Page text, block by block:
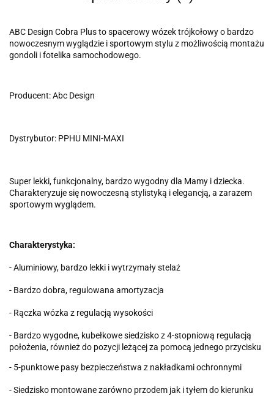
ABC Design Cobra Plus to spacerowy wózek trójkołowy o bardzo
nowoczesnym wyglądzie i sportowym stylu z możliwością montażu
gondoli i fotelika samochodowego.
Producent: Abc Design
Dystrybutor: PPHU MINI-MAXI
Super lekki, funkcjonalny, bardzo wygodny dla Mamy i dziecka.
Charakteryzuje się nowoczesną stylistyką i elegancją, a zarazem
sportowym wyglądem.
Charakterystyka:
- Aluminiowy, bardzo lekki i wytrzymały stelaż
- Bardzo dobra, regulowana amortyzacja
- Rączka wózka z regulacją wysokości
- Bardzo wygodne, kubełkowe siedzisko z 4-stopniową regulacją
położenia, również do pozycji leżącej za pomocą jednego przycisku
- 5-punktowe pasy bezpieczeństwa z nakładkami ochronnymi
- Siedzisko montowane zarówno przodem jak i tyłem do kierunku